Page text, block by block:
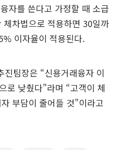
자를 쓴다고 가정할 때 소급
차법으로 적용하면 30일까
이자율이 적용된다.
진팀장은 “신용거래융자 이
로 낮췄다”라며 “고객이 체
부담이 줄어들 것”이라고